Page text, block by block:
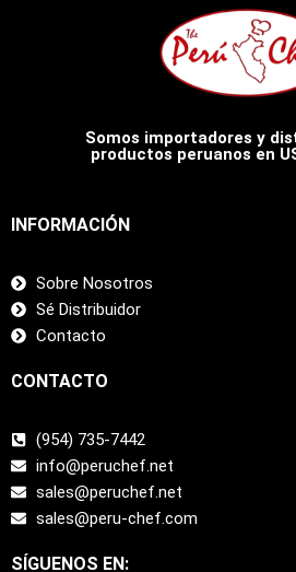
Somos importadores y
productos peruanos en
INFORMACIÓN
Sobre Nosotros
Sé Distribuidor
Contacto
CONTACTO
(954) 735-7442
info@peruchef.net
sales@peruchef.net
sales@peru-chef.com
SÍGUENOS EN: